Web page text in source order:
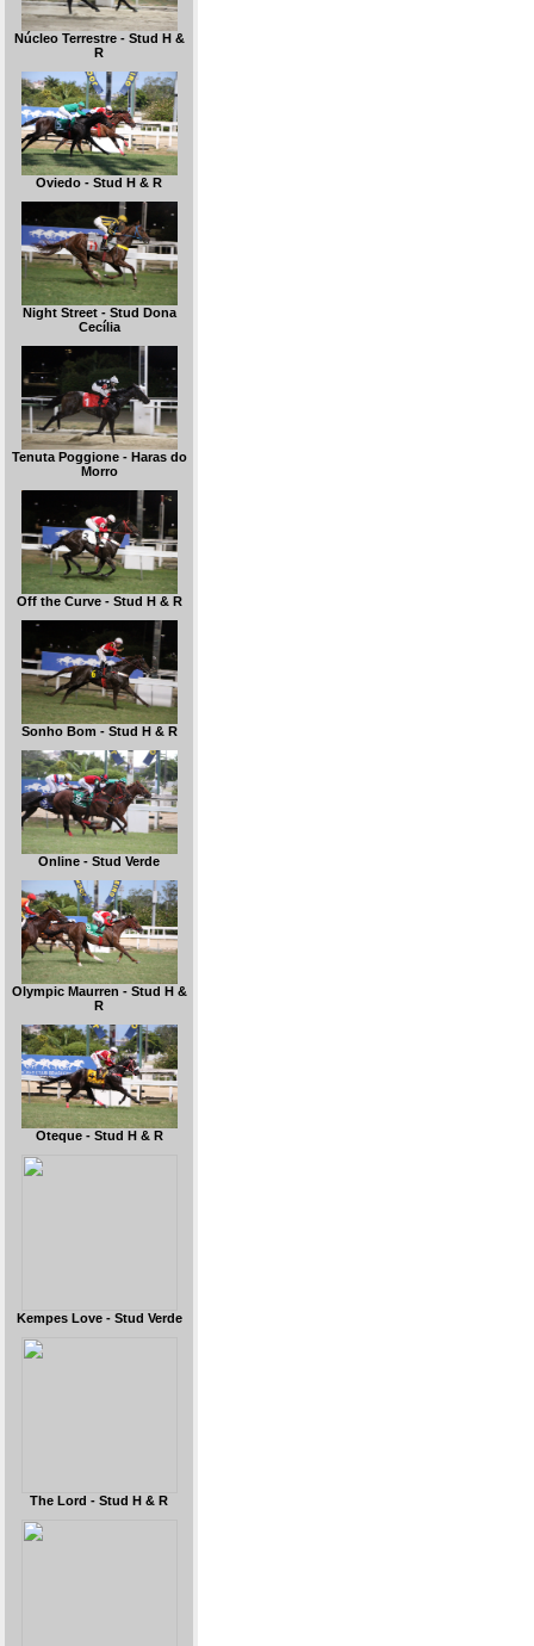
Núcleo Terrestre - Stud H &
R
Oviedo - Stud H & R
Night Street - Stud Dona
Cecília
Tenuta Poggione - Haras do
Morro
Off the Curve - Stud H & R
Sonho Bom - Stud H & R
Online - Stud Verde
Olympic Maurren - Stud H &
R
Oteque - Stud H & R
Kempes Love - Stud Verde
The Lord - Stud H & R